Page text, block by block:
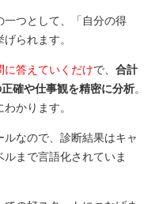
一つとして、「自分の得
られます。
に答えていくだけで、 合計
確や仕事観を精密に分析。
かります。
なので、診断結果はキャ
まで言語化されていま